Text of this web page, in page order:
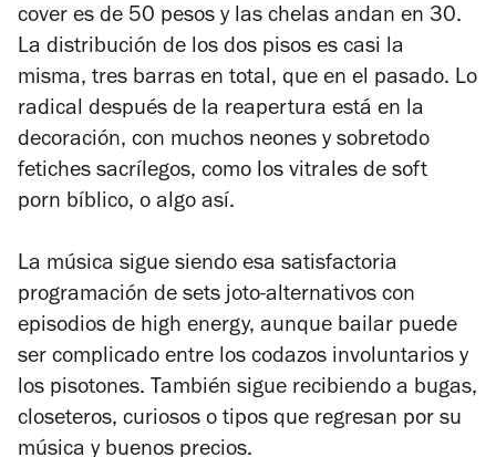
cover es de 50 pesos y las chelas andan en 30.
La distribución de los dos pisos es casi la
misma, tres barras en total, que en el pasado. Lo
radical después de la reapertura está en la
decoración, con muchos neones y sobretodo
fetiches sacrílegos, como los vitrales de soft
porn bíblico, o algo así.
La música sigue siendo esa satisfactoria
programación de sets joto-alternativos con
episodios de high energy, aunque bailar puede
ser complicado entre los codazos involuntarios y
los pisotones. También sigue recibiendo a bugas,
closeteros, curiosos o tipos que regresan por su
música y buenos precios.